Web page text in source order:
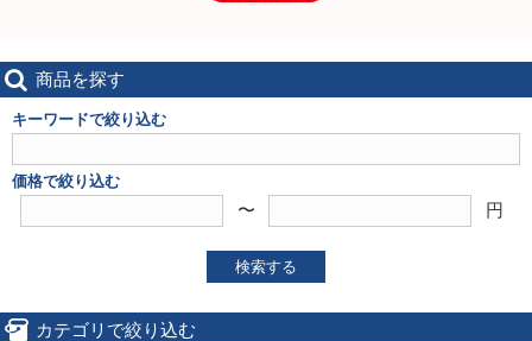
商品を探す
キーワードで絞り込む
価格で絞り込む
〜 円
検索する
カテゴリで絞り込む